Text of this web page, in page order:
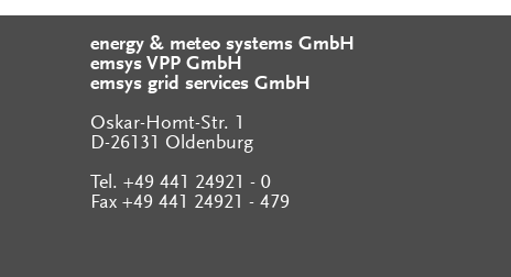
energy & meteo systems GmbH
emsys VPP GmbH
emsys grid services GmbH
Oskar-Homt-Str. 1
D-26131 Oldenburg
Tel. +49 441 24921 - 0
Fax +49 441 24921 - 479